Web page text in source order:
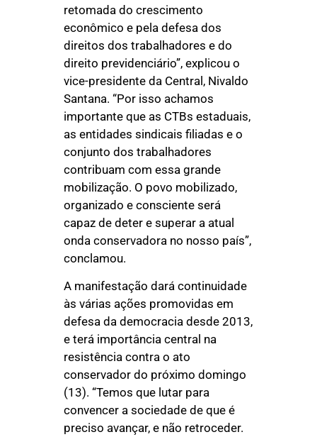
retomada do crescimento
econômico e pela defesa dos
direitos dos trabalhadores e do
direito previdenciário”, explicou o
vice-presidente da Central, Nivaldo
Santana. “Por isso achamos
importante que as CTBs estaduais,
as entidades sindicais filiadas e o
conjunto dos trabalhadores
contribuam com essa grande
mobilização. O povo mobilizado,
organizado e consciente será
capaz de deter e superar a atual
onda conservadora no nosso país”,
conclamou.
A manifestação dará continuidade
às várias ações promovidas em
defesa da democracia desde 2013,
e terá importância central na
resistência contra o ato
conservador do próximo domingo
(13). “Temos que lutar para
convencer a sociedade de que é
preciso avançar, e não retroceder.